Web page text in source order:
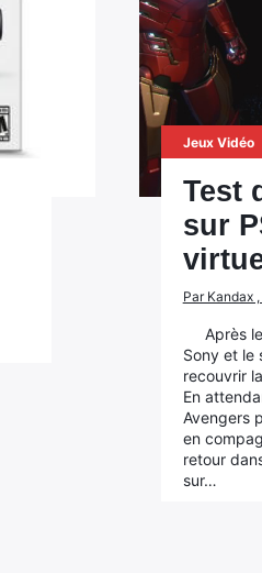
Jeux Vidéo
Test
sur
Par Kandax
Après
Sony et le
recouvrir
En
Avengers
en
retour
sur…